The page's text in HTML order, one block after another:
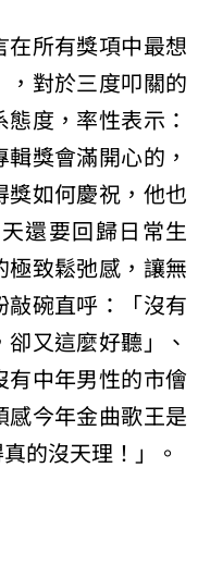
在所有獎項中最想
對於三度叩關的
度，率性表示：
輯獎會滿開心的，
如何慶祝，他也
還要回歸日常生
致鬆弛感，讓無
碗直呼：「沒有
又這麼好聽」、
有中年男性的市儈
今年金曲歌王是
的沒天理！」。